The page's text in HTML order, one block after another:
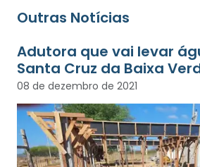
Outras Notícias
Adutora que vai levar
Santa Cruz da Baixa
08 de dezembro de 2021